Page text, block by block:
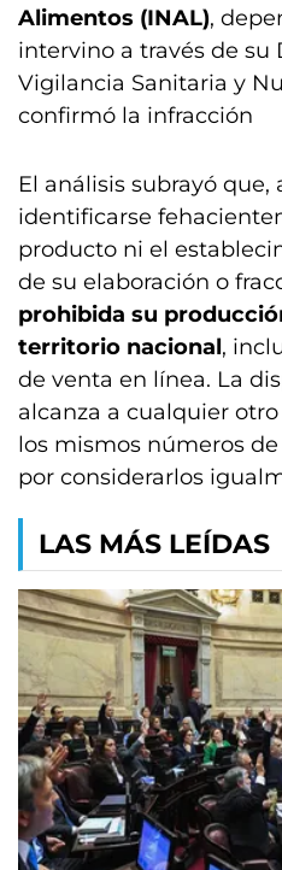
Alimentos (INAL),
intervino a través de
Vigilancia Sanitaria y
confirmó la infracción
El análisis subrayó que,
identificarse
producto ni el
de su elaboración o
prohibida su
territorio nacional,
de venta en línea. La
alcanza a cualquier
los mismos números
por considerarlos
LAS MÁS LEÍDAS